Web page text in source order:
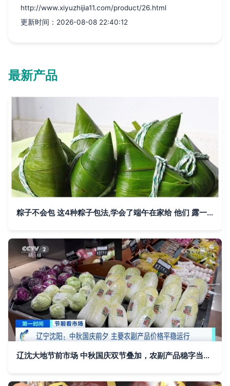
http://www.xiyuzhijia11.com/product/26.html
更新时间：2026-08-08 22:40:12
最新产品
粽子不会包 这4种粽子包法,学会了端午在家给 他们 露一手
辽沈大地节前市场 中秋国庆双节叠加，农副产品稳字当头运行记